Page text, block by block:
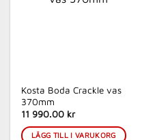
Kosta Boda Crackle vas
370mm
11 990.00 kr
LÄGG TILL I VARUKORG